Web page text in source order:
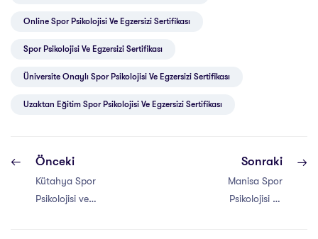
Online Spor Psikolojisi Ve Egzersizi Sertifikası
Spor Psikolojisi Ve Egzersizi Sertifikası
Üniversite Onaylı Spor Psikolojisi Ve Egzersizi Sertifikası
Uzaktan Eğitim Spor Psikolojisi Ve Egzersizi Sertifikası
Önceki
Kütahya Spor
Psikolojisi ve
Sonraki
Manisa Spor
Psikolojisi ve